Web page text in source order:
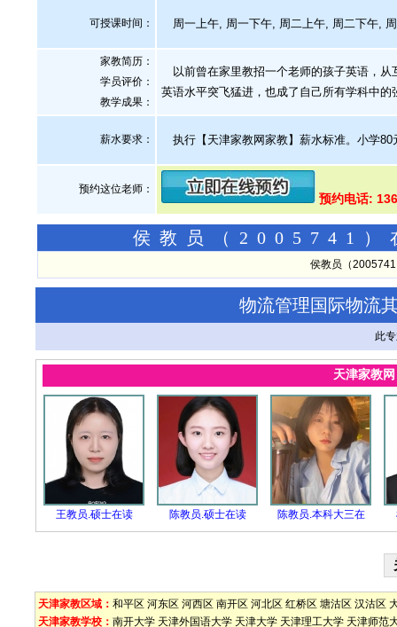
可授课时间： 周一上午, 周一下午, 周二上午, 周二下午,
家教简历：
学员评价：
教学成果：
以前曾在家里教招一个老师的孩子英语，从
英语水平突飞猛进，也成了自己所有学科中的
薪水要求： 执行【天津家教网家教】薪水标准。小学
预约这位老师：
预约电话:
侯教员（2005741）
侯教员（
物流管理国际物流
此
天津家教
王教员.硕士在读 陈教员.硕士在读 陈教员.本科大三在
天津家教区域： 和平区 河东区 河西区 南开区 河北区 红桥区 塘沽区 汉沽区
天津家教学校： 南开大学 天津外国语大学 天津大学 天津理工大学 天津师范